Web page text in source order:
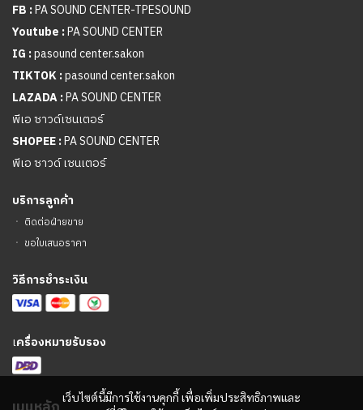
เว็บไซต์นี้มีการใช้งานคุกกี้ เพื่อเพิ่มประสิทธิภาพและ
FB :PA SOUND CENTER-TPESOUND
Youtube :PA SOUND CENTER
IG :pasound center.sakon
TIKTOK :pasound center.sakon
LAZADA :PA SOUND CENTER
พีเอ ซาวด์เซนเตอร์
SHOPEE :PA SOUND CENTER
พีเอ ซาวด์ เซนเตอร์
บริการลูกค้า
ㆍ ติดต่อฝ่ายขาย
ㆍ ขอใบเสนอราคา
วิธีการชำระเงิน
เครื่องหมายรับรอง